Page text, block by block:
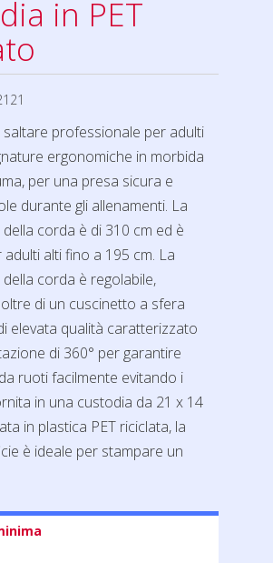
in PET
professionale per adulti
ergonomiche in morbida
per una presa sicura e
durante gli allenamenti. La
corda è di 310 cm ed è
alti fino a 195 cm. La
corda è regolabile,
di un cuscinetto a sfera
elevata qualità caratterizzato
di 360° per garantire
ruoti facilmente evitando i
in una custodia da 21 x 14
in plastica PET riciclata, la
è ideale per stampare un